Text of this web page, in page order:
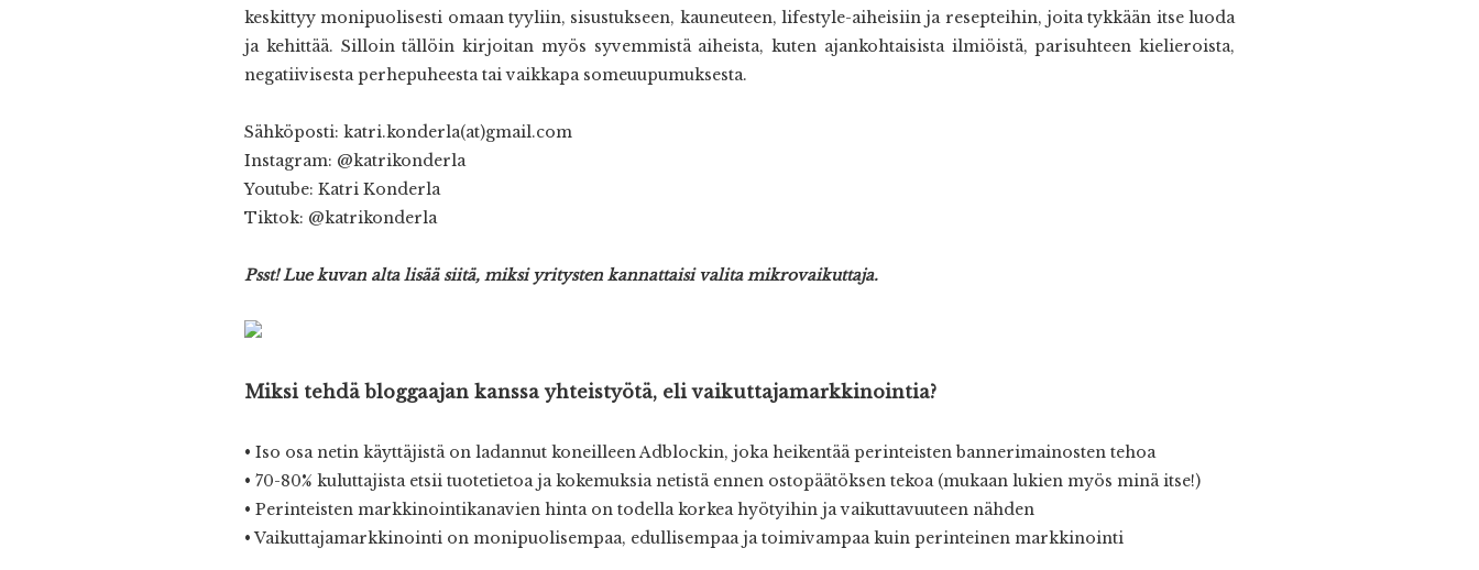
keskittyy monipuolisesti omaan tyyliin, sisustukseen, kauneuteen, lifestyle-aiheisiin ja resepteihin, joita tykkään itse luoda
ja kehittää. Silloin tällöin kirjoitan myös syvemmistä aiheista, kuten ajankohtaisista ilmiöistä, parisuhteen kielieroista,
negatiivisesta perhepuheesta tai vaikkapa someuupumuksesta.
Sähköposti: katri.konderla(at)gmail.com
Instagram: @katrikonderla
Youtube: Katri Konderla
Tiktok: @katrikonderla
Psst! Lue kuvan alta lisää siitä, miksi yritysten kannattaisi valita mikrovaikuttaja.
Miksi tehdä bloggaajan kanssa yhteistyötä, eli vaikuttajamarkkinointia?
• Iso osa netin käyttäjistä on ladannut koneilleen Adblockin, joka heikentää perinteisten bannerimainosten tehoa
• 70-80% kuluttajista etsii tuotetietoa ja kokemuksia netistä ennen ostopäätöksen tekoa (mukaan lukien myös minä itse!)
• Perinteisten markkinointikanavien hinta on todella korkea hyötyihin ja vaikuttavuuteen nähden
• Vaikuttajamarkkinointi on monipuolisempaa, edullisempaa ja toimivampaa kuin perinteinen markkinointi